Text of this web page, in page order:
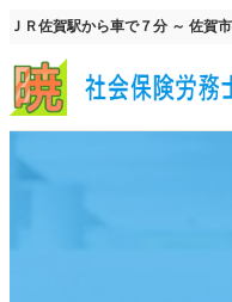
内
を
ス
キ
ＪＲ佐賀駅から車で７分 ～ 佐賀